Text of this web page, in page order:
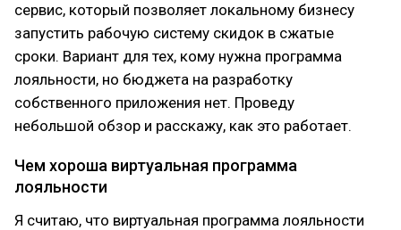
сервис, который позволяет локальному бизнесу
запустить рабочую систему скидок в сжатые
сроки. Вариант для тех, кому нужна программа
лояльности, но бюджета на разработку
собственного приложения нет. Проведу
небольшой обзор и расскажу, как это работает.
Чем хороша виртуальная программа
лояльности
Я считаю, что виртуальная программа лояльности